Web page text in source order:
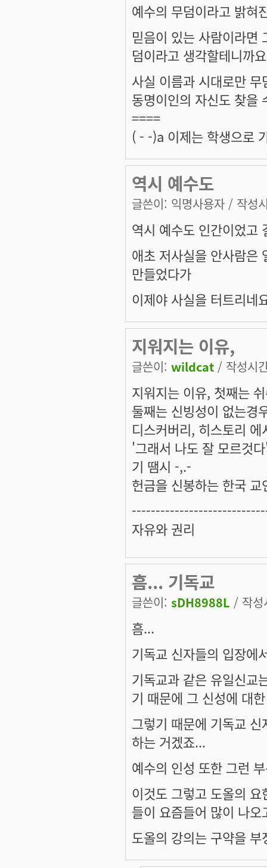
예수의 무덤이라고 밝혀
믿음이 있는 사람이라면
덤이라고 생각할테니까
사실 이름과 시대로만
동명이인의 자신도 찾을
====
( - -)a 이제는 학생으로
역시 예수도
글쓴이: 익명사용자 / 작성
역시 예수도 인간이었고
애초 저사실을 안사람은
만들었다가
이제야 사실을 터트리네
지워지는 이유,
글쓴이: wildcat / 작성시
지워지는 이유, 첫째는
둘째는 신빙성이 없는경
디스커버리, 히스토리
'그래서 나도 잘 모르것
기 땜시 -,.-
헌금을 신봉하는 한국
자유와 권리
흠... 기독교
글쓴이: sDH8988L / 작
흠...
기독교 신자들의 입장에
기독교과 같은 유일신교
기 때문에 그 신성에 대
그렇기 때문에 기독교
하는 거겠죠...
예수의 인성 또한 그런
이것도 그렇고 도올의
들이 요즘들어 많이 나
도올의 강의는 구약을